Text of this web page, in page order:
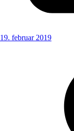
19. februar 2019